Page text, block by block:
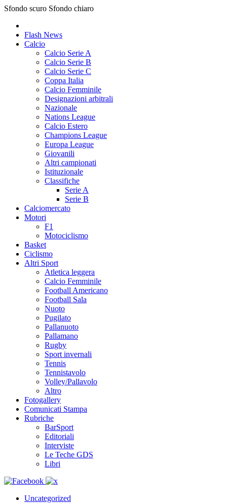
Sfondo scuro Sfondo chiaro
Flash News
Calcio
Calcio Serie A
Calcio Serie B
Calcio Serie C
Coppa Italia
Calcio Femminile
Designazioni arbitrali
Nazionale
Nations League
Calcio Estero
Champions League
Europa League
Giovanili
Altri campionati
Istituzionale
Classifiche
Serie A
Serie B
Calciomercato
Motori
F1
Motociclismo
Basket
Ciclismo
Altri Sport
Atletica leggera
Calcio Femminile
Football Americano
Football Sala
Nuoto
Pugilato
Pallanuoto
Pallamano
Rugby
Sport invernali
Tennis
Tennistavolo
Volley/Pallavolo
Altro
Fotogallery
Comunicati Stampa
Rubriche
BarSport
Editoriali
Interviste
Le Teche GDS
Libri
Uncategorized